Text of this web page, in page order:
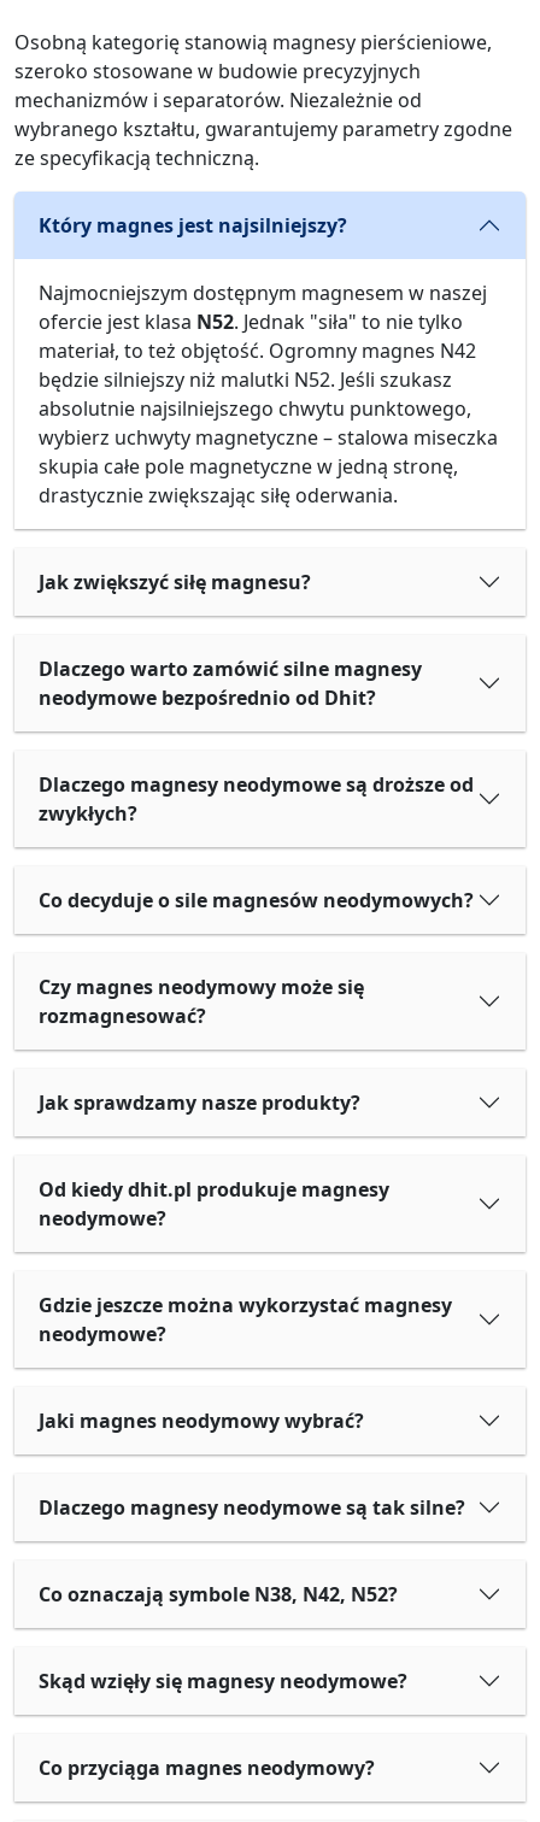
Osobną kategorię stanowią magnesy pierścieniowe,
szeroko stosowane w budowie precyzyjnych
mechanizmów i separatorów. Niezależnie od
wybranego kształtu, gwarantujemy parametry zgodne
ze specyfikacją techniczną.
Który magnes jest najsilniejszy?
Najmocniejszym dostępnym magnesem w naszej
ofercie jest klasa N52. Jednak "siła" to nie tylko
materiał, to też objętość. Ogromny magnes N42
będzie silniejszy niż malutki N52. Jeśli szukasz
absolutnie najsilniejszego chwytu punktowego,
wybierz uchwyty magnetyczne – stalowa miseczka
skupia całe pole magnetyczne w jedną stronę,
drastycznie zwiększając siłę oderwania.
Jak zwiększyć siłę magnesu?
Dlaczego warto zamówić silne magnesy
neodymowe bezpośrednio od Dhit?
Dlaczego magnesy neodymowe są droższe od
zwykłych?
Co decyduje o sile magnesów neodymowych?
Czy magnes neodymowy może się
rozmagnesować?
Jak sprawdzamy nasze produkty?
Od kiedy dhit.pl produkuje magnesy
neodymowe?
Gdzie jeszcze można wykorzystać magnesy
neodymowe?
Jaki magnes neodymowy wybrać?
Dlaczego magnesy neodymowe są tak silne?
Co oznaczają symbole N38, N42, N52?
Skąd wzięły się magnesy neodymowe?
Co przyciąga magnes neodymowy?